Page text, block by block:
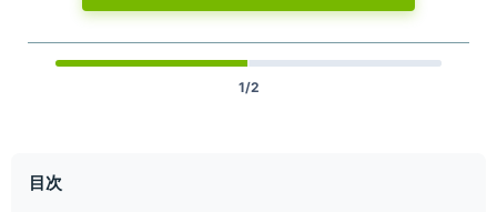
1/2
目次